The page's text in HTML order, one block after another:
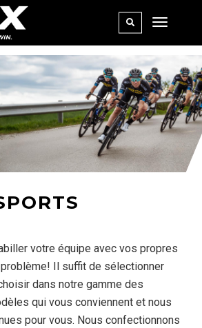
votre équipe avec vos propres
Il suffit de sélectionner
dans notre gamme des
qui vous conviennent et nous
pour vous. Nous confectionnons